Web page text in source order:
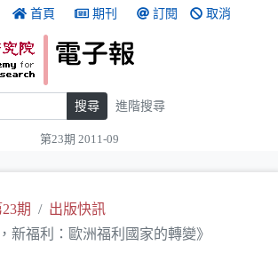
首頁 期刊 訂閱 取消
搜尋 進階搜尋
第23期 2011-09
期
出版快訊
新福利：歐洲福利國家的轉變》